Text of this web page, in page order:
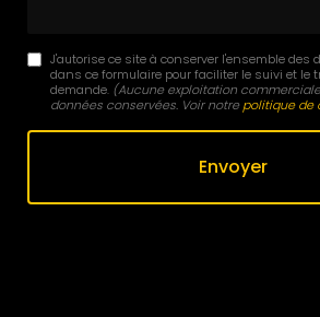
J'autorise ce site à conserver l'ensemble
dans ce formulaire pour faciliter le suivi et le
demande. (Aucune exploitation
données conservées. Voir notrepolitique de